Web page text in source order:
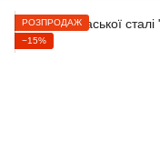
РОЗПРОДАЖ
−15%